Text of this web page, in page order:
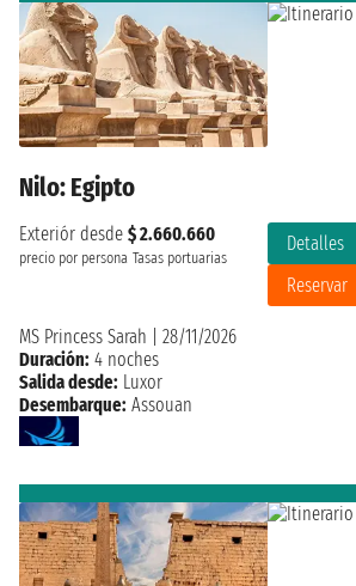
Nilo: Egipto
Exteriór desde $ 2.660.660
precio por persona Tasas portuarias
Detalles
Reservar
MS Princess Sarah
28/11/2026
Duración: 4 noches
Salida desde: Luxor
Desembarque: Assouan